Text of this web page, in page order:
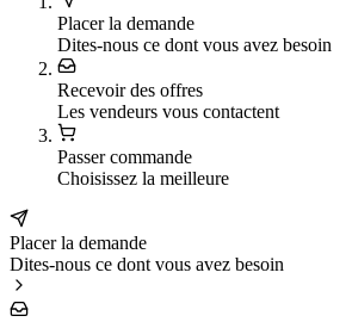
Placer la demande
Dites-nous ce dont vous avez besoin
Recevoir des offres
Les vendeurs vous contactent
Passer commande
Choisissez la meilleure
Placer la demande
Dites-nous ce dont vous avez besoin